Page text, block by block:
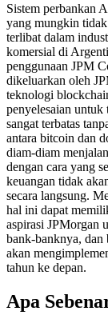
Sistem perbankan
yang mungkin
terlibat dalam
komersial di
penggunaan JPM
dikeluarkan oleh
teknologi
penyelesaian untuk
sangat terbatas
antara bitcoin dan
diam-diam
dengan cara yang
keuangan tidak
secara langsung.
hal ini dapat
aspirasi JPMorgan
bank-banknya, dan
akan
tahun ke depan.
Apa